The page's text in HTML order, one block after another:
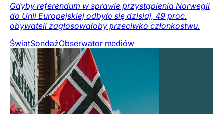
Gdyby referendum w sprawie przystąpienia Norwegii
do Unii Europejskiej odbyło się dzisiaj, 49 proc.
obywateli zagłosowałoby przeciwko członkostwu.
ŚwiatSondażObserwator mediów